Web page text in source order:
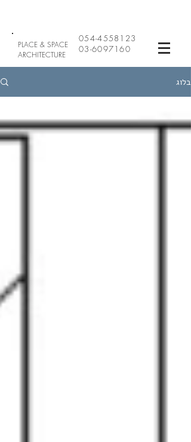
PLACE & SPACE
ARCHITECTURE
054-4558123
03-6097160
בלוג